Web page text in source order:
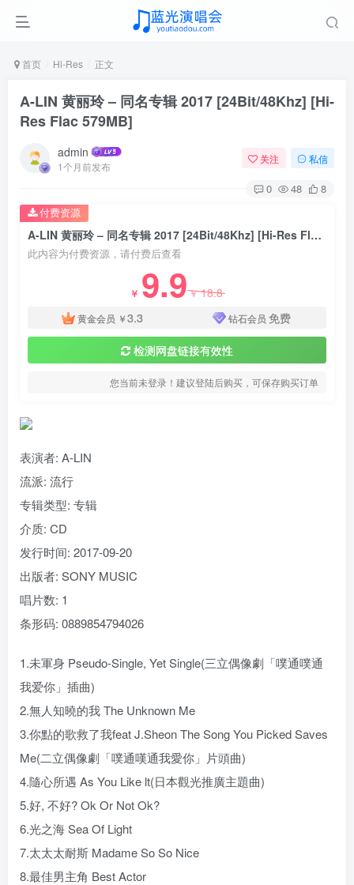
首页 Hi-Res 正文
A-LIN 黄丽玲 – 同名专辑 2017 [24Bit/48Khz] [Hi-
Res Flac 579MB]
admin
1个月前发布
关注 私信
0 48 8
A-LIN 黄丽玲 – 同名专辑 2017 [24Bit/48Khz] [Hi-Res Flac 579MB]
此内容为付费资源，请付费后查看
￥ 9.9￥18.8
黄金会员 ￥3.3 钻石会员 免费
检测网盘链接有效性
您当前未登录！建议登陆后购买，可保存购买订单
付费资源
表演者: A-LIN
流派: 流行
专辑类型: 专辑
介质: CD
发行时间: 2017-09-20
出版者: SONY MUSIC
唱片数: 1
条形码: 0889854794026
1.未軍身 Pseudo-Single, Yet Single(三立偶像劇「噗通噗通
我爱你」插曲)
2.無人知曉的我 The Unknown Me
3.你點的歌救了我feat J.Sheon The Song You Picked Saves
Me(二立偶像劇「噗通嘆通我愛你」片頭曲)
4.隨心所遇 As You Like lt(日本觀光推廣主題曲)
5.好, 不好? Ok Or Not Ok?
6.光之海 Sea Of Light
7.太太太耐斯 Madame So So Nice
8.最佳男主角 Best Actor